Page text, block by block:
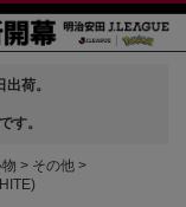
荷。
す。
その他